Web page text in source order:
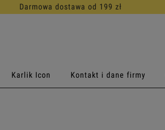
30 dni na darmowy zwrot
Karlik Icon Kontakt i dane firmy